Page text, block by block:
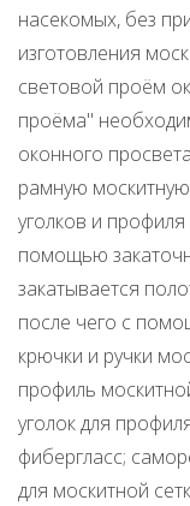
насекомых, без
изготовления
световой проём
проёма"
оконного
рамную
уголков и
помощью
закатывается
после чего с
крючки и ручки
профиль
уголок для
фибергласс;
для москитной